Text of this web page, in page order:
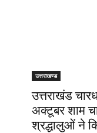
उत्तराखण्ड
उत्तराखंड
अक्टूबर शाम
श्रद्धालुओं ने